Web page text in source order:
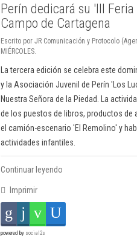
Perín dedicará su 'III
Campo de Cartagena
Escrito por JR Comunicación y Protocolo
MIÉRCOLES.
La tercera edición se celebra este
y la Asociación Juvenil de Perín 'Los
Nuestra Señora de la Piedad. La
de los puestos de libros, productos de
el camión-escenario 'El Remolino' y
actividades infantiles.
Continuar leyendo
Imprimir
powered by social2s